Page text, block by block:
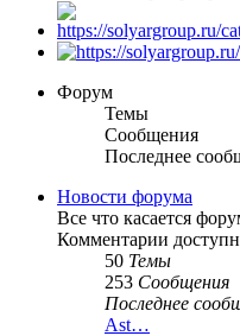
Форум
Темы
Сообщения
Последнее
Новости форума
Все что касается
Комментарии
50 Темы
253 Сообщения
Последнее
Ast…